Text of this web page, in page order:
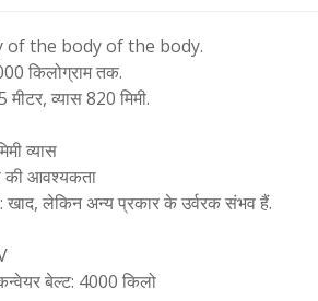
of the body of the body.
किलोग्राम तक.
व्यास 820 मिमी.
व्यास
की आवश्यकता
खाद, लेकिन अन्य प्रकार के उर्वरक संभव हैं.
बेल्ट: 4000 किलो